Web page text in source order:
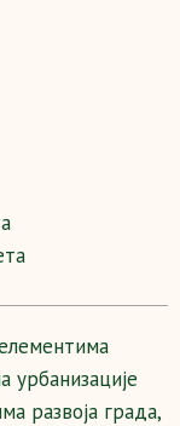
развоја града,